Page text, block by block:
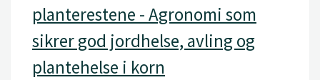
planterestene - Agronomi som
sikrer god jordhelse, avling og
plantehelse i korn